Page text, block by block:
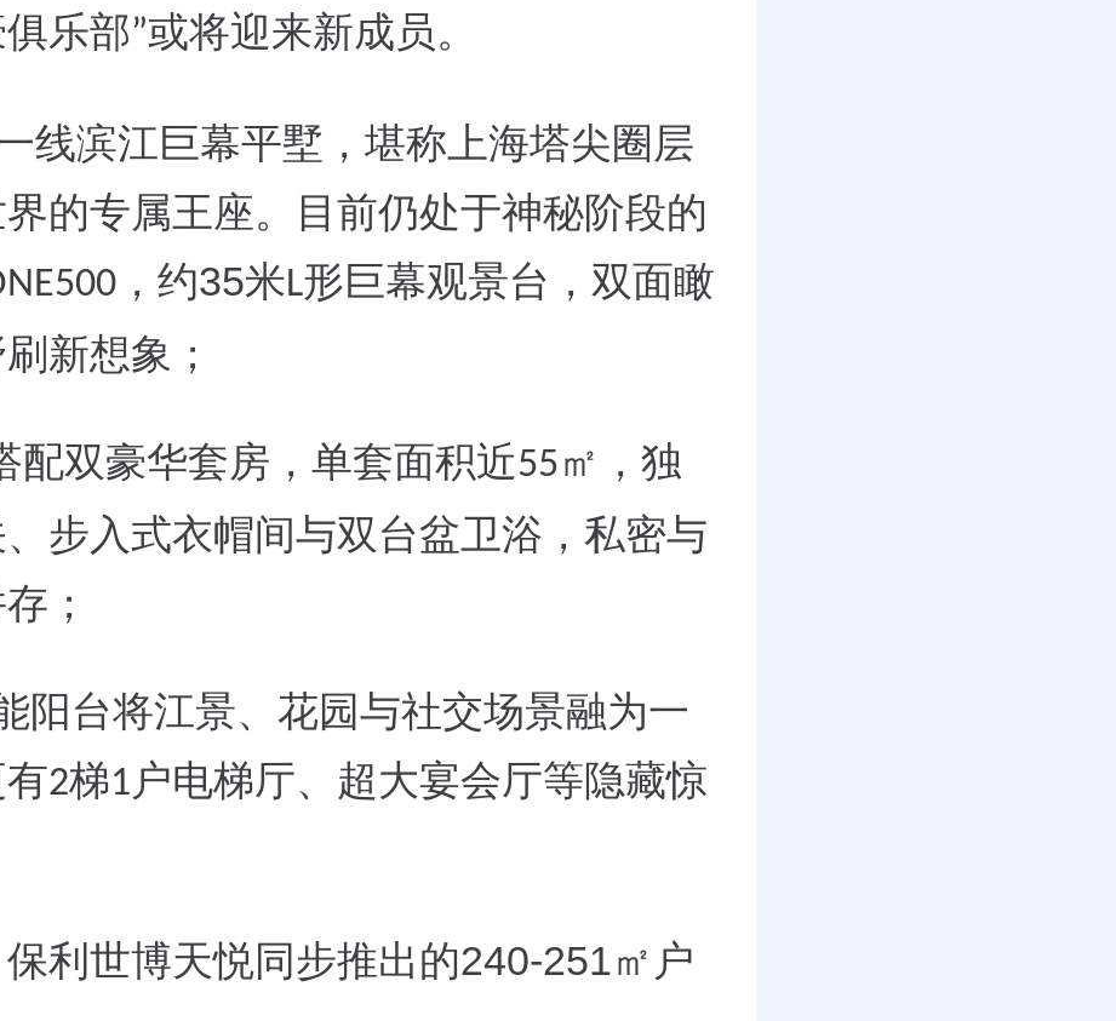
乐部”或将迎来新成员。
线滨江巨幕平墅，堪称上海塔尖圈层
的专属王座。目前仍处于神秘阶段的
，约35米L形巨幕观景台，双面瞰
新想象；
配双豪华套房 ，单套面积近55㎡，独
步入式衣帽间与双台盆卫浴，私密与
；
阳台将江景、花园与社交场景融为一
2梯1 户电梯厅、超大宴会厅等隐藏惊
利世博天悦同步推出的240-251㎡户